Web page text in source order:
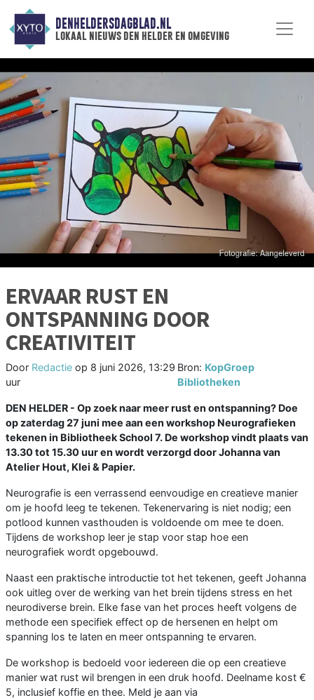
DENHELDERSDAGBLAD.NL
lokaal nieuws den helder en omgeving
ERVAAR RUST EN
ONTSPANNING DOOR
CREATIVITEIT
Door Redactie op 8 juni 2026, 13:29
uur
Bron: KopGroep
Bibliotheken
DEN HELDER - Op zoek naar meer rust en ontspanning? Doe
op zaterdag 27 juni mee aan een workshop Neurografieken
tekenen in Bibliotheek School 7. De workshop vindt plaats van
13.30 tot 15.30 uur en wordt verzorgd door Johanna van
Atelier Hout, Klei & Papier.
Neurografie is een verrassend eenvoudige en creatieve manier
om je hoofd leeg te tekenen. Tekenervaring is niet nodig; een
potlood kunnen vasthouden is voldoende om mee te doen.
Tijdens de workshop leer je stap voor stap hoe een
neurografiek wordt opgebouwd.
Naast een praktische introductie tot het tekenen, geeft Johanna
ook uitleg over de werking van het brein tijdens stress en het
neurodiverse brein. Elke fase van het proces heeft volgens de
methode een specifiek effect op de hersenen en helpt om
spanning los te laten en meer ontspanning te ervaren.
De workshop is bedoeld voor iedereen die op een creatieve
manier wat rust wil brengen in een druk hoofd. Deelname kost €
5, inclusief koffie en thee. Meld je aan via